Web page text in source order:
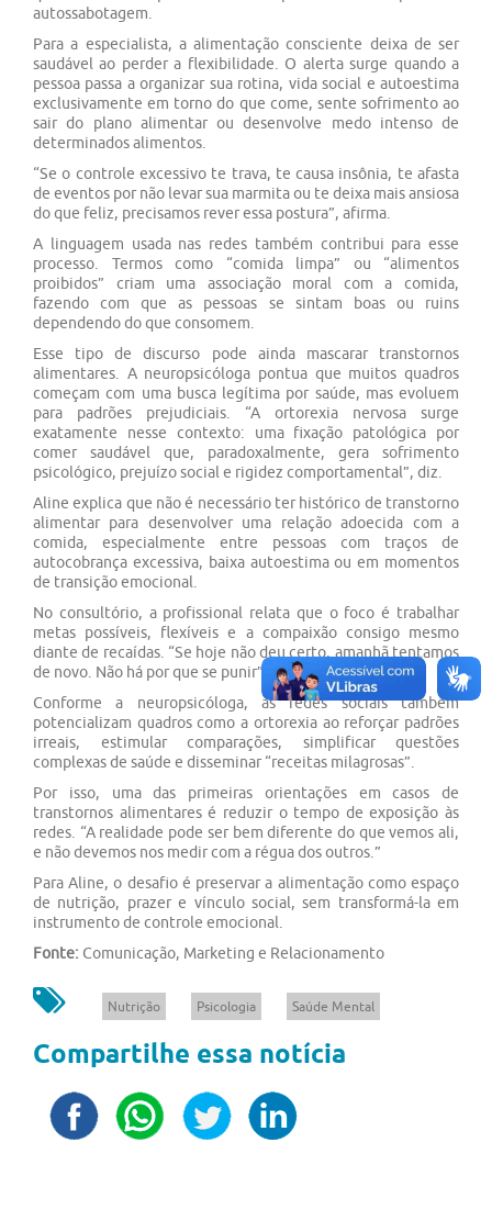
autossabotagem.
Para a especialista, a alimentação consciente deixa de ser
saudável ao perder a flexibilidade. O alerta surge quando a
pessoa passa a organizar sua rotina, vida social e autoestima
exclusivamente em torno do que come, sente sofrimento ao
sair do plano alimentar ou desenvolve medo intenso de
determinados alimentos.
“Se o controle excessivo te trava, te causa insônia, te afasta
de eventos por não levar sua marmita ou te deixa mais ansiosa
do que feliz, precisamos rever essa postura”, afirma.
A linguagem usada nas redes também contribui para esse
processo. Termos como “comida limpa” ou “alimentos
proibidos” criam uma associação moral com a comida,
fazendo com que as pessoas se sintam boas ou ruins
dependendo do que consomem.
Esse tipo de discurso pode ainda mascarar transtornos
alimentares. A neuropsicóloga pontua que muitos quadros
começam com uma busca legítima por saúde, mas evoluem
para padrões prejudiciais. “A ortorexia nervosa surge
exatamente nesse contexto: uma fixação patológica por
comer saudável que, paradoxalmente, gera sofrimento
psicológico, prejuízo social e rigidez comportamental”, diz.
Aline explica que não é necessário ter histórico de transtorno
alimentar para desenvolver uma relação adoecida com a
comida, especialmente entre pessoas com traços de
autocobrança excessiva, baixa autoestima ou em momentos
de transição emocional.
No consultório, a profissional relata que o foco é trabalhar
metas possíveis, flexíveis e a compaixão consigo mesmo
diante de recaídas. “Se hoje não deu certo, amanhã tentamos
de novo. Não há por que se punir”, diz.
Conforme a neuropsicóloga, as redes sociais também
potencializam quadros como a ortorexia ao reforçar padrões
irreais, estimular comparações, simplificar questões
complexas de saúde e disseminar “receitas milagrosas”.
Por isso, uma das primeiras orientações em casos de
transtornos alimentares é reduzir o tempo de exposição às
redes. “A realidade pode ser bem diferente do que vemos ali,
e não devemos nos medir com a régua dos outros.”
Para Aline, o desafio é preservar a alimentação como espaço
de nutrição, prazer e vínculo social, sem transformá-la em
instrumento de controle emocional.
Fonte: Comunicação, Marketing e Relacionamento
Nutrição Psicologia Saúde Mental
Compartilhe essa notícia